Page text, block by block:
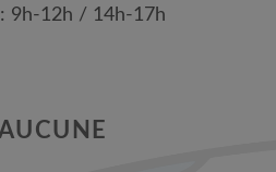
9h-12h / 14h-17h